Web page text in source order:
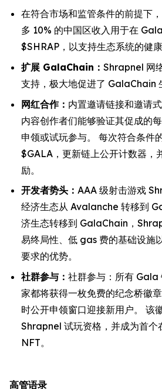
在符合市场和监管条件的前提下
多 10% 的中国区收入用于在
$SHRAP，以支持生态系统的健康
扩展 GalaChain： Shrapnel 网
支持，极大地促进了 GalaChain
网红合作： 内置邀请链接和邀请
内容创作者们能够验证其促成的
申领或试玩参与。 每次符合条件
$GALA，更新链上公开计数器，
励。
开发者势头： AAA 级射击游戏
经济生态从 Avalanche 转移到
济生态转移到 GalaChain，
易终局性、低 gas 费的基础设施
要求的优势。
社群参与： 社群参与：所有
家都将获得一枚免费的纪念桥徽
时公开申领窗口迎接新用户。 该
Shrapnel 试玩资格，并成为首个
NFT。
高管语录